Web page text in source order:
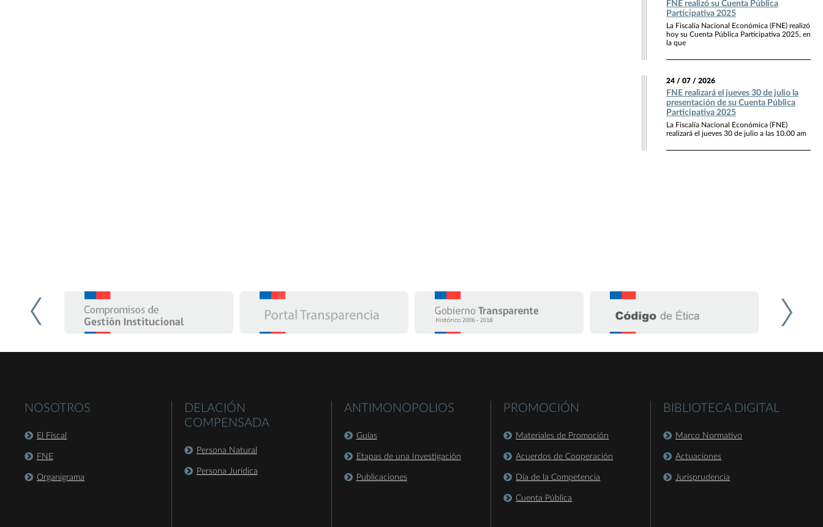
FNE realizó su Cuenta Pública
Participativa 2025
La Fiscalía Nacional Económica (FNE) realizó
hoy su Cuenta Pública Participativa 2025, en
la que
24 / 07 / 2026
FNE realizará el jueves 30 de julio la
presentación de su Cuenta Pública
Participativa 2025
La Fiscalía Nacional Económica (FNE)
realizará el jueves 30 de julio a las 10.00 am
NOSOTROS
El Fiscal
FNE
Organigrama
DELACIÓN
COMPENSADA
Persona Natural
Persona Jurídica
ANTIMONOPOLIOS
Guías
Etapas de una Investigación
Publicaciones
PROMOCIÓN
Materiales de Promoción
Acuerdos de Cooperación
Día de la Competencia
Cuenta Pública
BIBLIOTECA DIGITAL
Marco Normativo
Actuaciones
Jurisprudencia